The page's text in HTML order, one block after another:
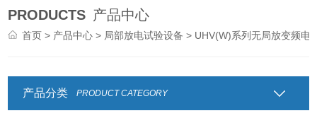
PRODUCTS 产品中心
首页 > 产品中心 > 局部放电试验设备 > UHV(W)系列无局放变频电
产品分类 PRODUCT CATEGORY